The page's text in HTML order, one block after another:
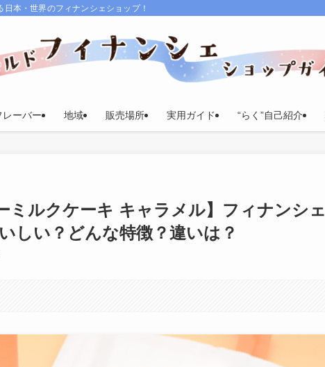
本・世界のフィナンシェショップ！
レーバー 地域 販売場所 実用ガイド “らく”自己紹介
ミルクケーキ キャラメル】フィナンシェ
しい？どんな特徴？違いは？